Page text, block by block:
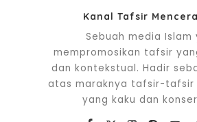
Kanal Tafsir
Sebuah media Islam
mempromosikan tafsir
dan kontekstual. Hadir
atas maraknya tafsir-tafsir
yang kaku dan